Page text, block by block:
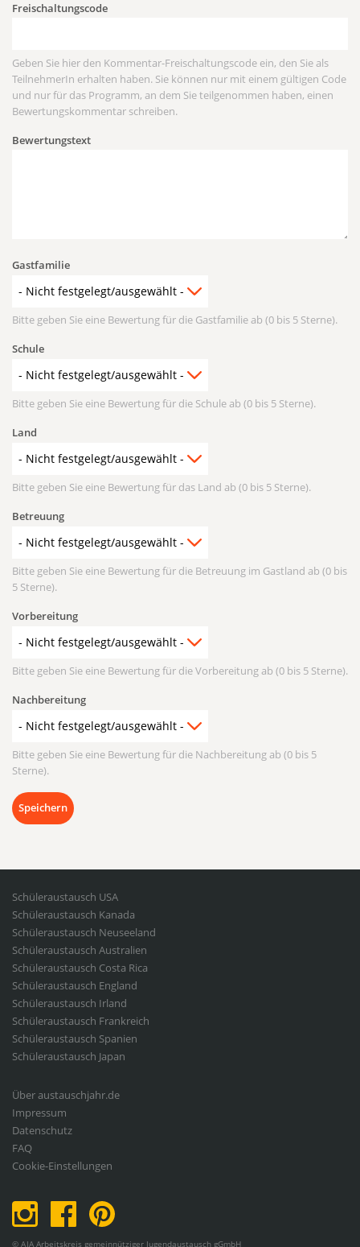
Freischaltungscode
Geben Sie hier den Kommentar-Freischaltungscode ein, den Sie als
TeilnehmerIn erhalten haben. Sie können nur mit einem gültigen Code
und nur für das Programm, an dem Sie teilgenommen haben, einen
Bewertungskommentar schreiben.
Bewertungstext
Gastfamilie
Bitte geben Sie eine Bewertung für die Gastfamilie ab (0 bis 5 Sterne).
Schule
Bitte geben Sie eine Bewertung für die Schule ab (0 bis 5 Sterne).
Land
Bitte geben Sie eine Bewertung für das Land ab (0 bis 5 Sterne).
Betreuung
Bitte geben Sie eine Bewertung für die Betreuung im Gastland ab (0 bis
5 Sterne).
Vorbereitung
Bitte geben Sie eine Bewertung für die Vorbereitung ab (0 bis 5 Sterne).
Nachbereitung
Bitte geben Sie eine Bewertung für die Nachbereitung ab (0 bis 5
Sterne).
Student
Exchange
Schüleraustausch USA
Schüleraustausch Kanada
Schüleraustausch Neuseeland
Schüleraustausch Australien
Schüleraustausch Costa Rica
Schüleraustausch England
Schüleraustausch Irland
Schüleraustausch Frankreich
Schüleraustausch Spanien
Schüleraustausch Japan
Fußbereichsmenü
Über austauschjahr.de
Impressum
Datenschutz
FAQ
Cookie-Einstellungen
© AJA Arbeitskreis gemeinnütziger Jugendaustausch gGmbH